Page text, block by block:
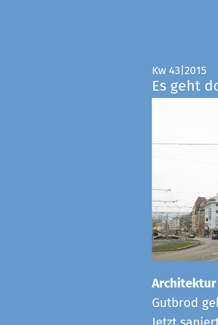
Kw 43|2015
Es geht
Gutbrod